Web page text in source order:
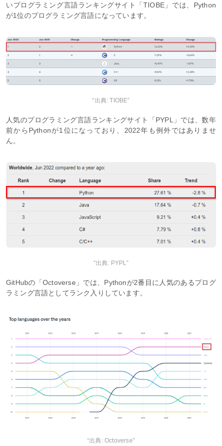
いプログラミング言語ランキングサイト「TIOBE」では、Python
が1位のプログラミング言語になっています。
“出典: TIOBE”
人気のプログラミング言語ランキングサイト「PYPL」では、数年
前からPythonが1位になっており、2022年も例外ではありませ
ん。
“出典: PYPL”
GitHubの「Octoverse」では、Pythonが2番目に人気のあるプログ
ラミング言語としてランク入りしています。
“出典: Octoverse”